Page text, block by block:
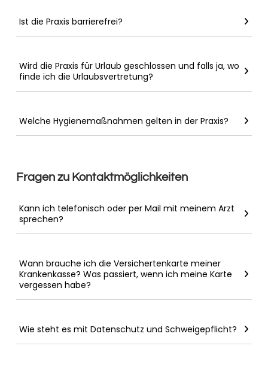
Ist die Praxis barrierefrei?
Wird die Praxis für Urlaub geschlossen und falls ja, wo
finde ich die Urlaubsvertretung?
Welche Hygienemaßnahmen gelten in der Praxis?
Fragen zu Kontaktmöglichkeiten
Kann ich telefonisch oder per Mail mit meinem Arzt
sprechen?
Wann brauche ich die Versichertenkarte meiner
Krankenkasse? Was passiert, wenn ich meine Karte
vergessen habe?
Wie steht es mit Datenschutz und Schweigepflicht?